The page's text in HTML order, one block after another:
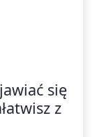
się
z